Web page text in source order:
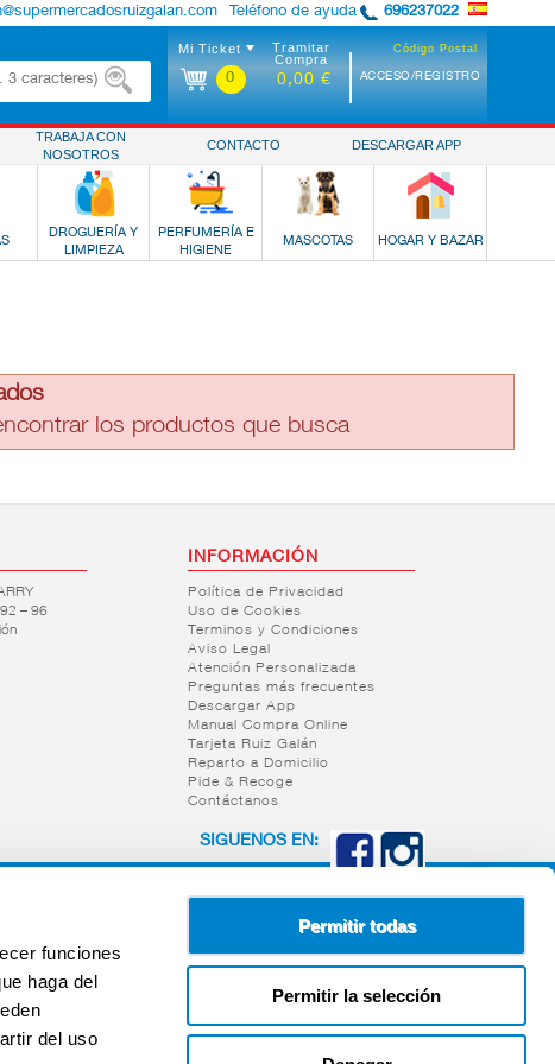
funciones
haga del
del uso
Permitir todas
Permitir la selección
Teléfono de ayuda 696237022
Código Postal
ACCESO/REGISTRO
Mi Ticket
0
Tramitar
Compra
0,00 €
TRABAJA CON
NOSOTROS
CONTACTO DESCARGAR APP
DROGUERÍA Y
LIMPIEZA
PERFUMERÍA E
HIGIENE
MASCOTAS HOGAR Y BAZAR
los productos que busca
– 96
INFORMACIÓN
Política de Privacidad
Uso de Cookies
Terminos y Condiciones
Aviso Legal
Atención Personalizada
Preguntas más frecuentes
Descargar App
Manual Compra Online
Tarjeta Ruiz Galán
Reparto a Domicilio
Pide & Recoge
Contáctanos
SIGUENOS EN: